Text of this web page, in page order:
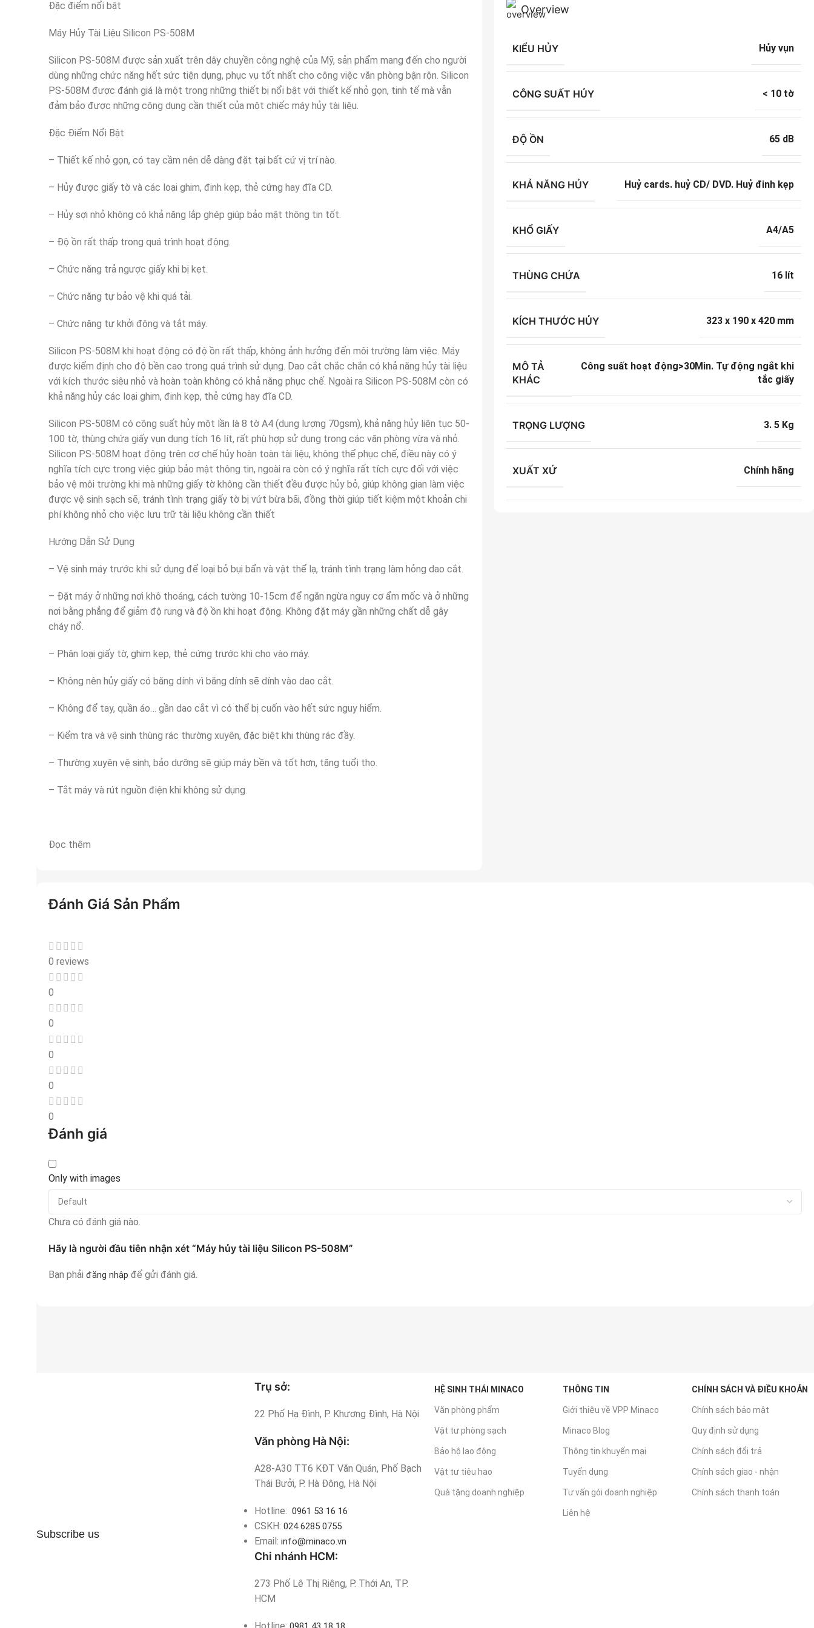
Đặc điểm nổi bật
Máy Hủy Tài Liệu Silicon PS-508M
Silicon PS-508M được sản xuất trên dây chuyền công nghệ của Mỹ, sản phẩm mang đến cho người
dùng những chức năng hết sức tiện dụng, phục vụ tốt nhất cho công việc văn phòng bận rộn. Silicon
PS-508M được đánh giá là một trong những thiết bị nổi bật với thiết kế nhỏ gọn, tinh tế mà vẫn
đảm bảo được những công dụng cần thiết của một chiếc máy hủy tài liệu.
Đặc Điểm Nổi Bật
– Thiết kế nhỏ gọn, có tay cầm nên dễ dàng đặt tại bất cứ vị trí nào.
– Hủy được giấy tờ và các loại ghim, đinh kẹp, thẻ cứng hay đĩa CD.
– Hủy sợi nhỏ không có khả năng lắp ghép giúp bảo mật thông tin tốt.
– Độ ồn rất thấp trong quá trình hoạt động.
– Chức năng trả ngược giấy khi bị kẹt.
– Chức năng tự bảo vệ khi quá tải.
– Chức năng tự khởi động và tắt máy.
Silicon PS-508M khi hoạt động có độ ồn rất thấp, không ảnh hưởng đến môi trường làm việc. Máy
được kiểm định cho độ bền cao trong quá trình sử dụng. Dao cắt chắc chắn có khả năng hủy tài liệu
với kích thước siêu nhỏ và hoàn toàn không có khả năng phục chế. Ngoài ra Silicon PS-508M còn có
khả năng hủy các loại ghim, đinh kẹp, thẻ cứng hay đĩa CD.
Silicon PS-508M có công suất hủy một lần là 8 tờ A4 (dung lượng 70gsm), khả năng hủy liên tục 50-
100 tờ, thùng chứa giấy vụn dung tích 16 lít, rất phù hợp sử dụng trong các văn phòng vừa và nhỏ.
Silicon PS-508M hoạt động trên cơ chế hủy hoàn toàn tài liệu, không thể phục chế, điều này có ý
nghĩa tích cực trong việc giúp bảo mật thông tin, ngoài ra còn có ý nghĩa rất tích cực đối với việc
bảo vệ môi trường khi mà những giấy tờ không cần thiết đều được hủy bỏ, giúp không gian làm việc
được vệ sinh sạch sẽ, tránh tình trạng giấy tờ bị vứt bừa bãi, đồng thời giúp tiết kiệm một khoản chi
phí không nhỏ cho việc lưu trữ tài liệu không cần thiết
Hướng Dẫn Sử Dụng
– Vệ sinh máy trước khi sử dụng để loại bỏ bụi bẩn và vật thể lạ, tránh tình trạng làm hỏng dao cắt.
– Đặt máy ở những nơi khô thoáng, cách tường 10-15cm để ngăn ngừa nguy cơ ẩm mốc và ở những
nơi bằng phẳng để giảm độ rung và độ ồn khi hoạt động. Không đặt máy gần những chất dễ gây
cháy nổ.
– Phân loại giấy tờ, ghim kẹp, thẻ cứng trước khi cho vào máy.
– Không nên hủy giấy có băng dính vì băng dính sẽ dính vào dao cắt.
– Không để tay, quần áo… gần dao cắt vì có thể bị cuốn vào hết sức nguy hiểm.
– Kiểm tra và vệ sinh thùng rác thường xuyên, đặc biệt khi thùng rác đầy.
– Thường xuyên vệ sinh, bảo dưỡng sẽ giúp máy bền và tốt hơn, tăng tuổi thọ.
– Tắt máy và rút nguồn điện khi không sử dụng.
Đọc thêm
Overview
KIỂU HỦY Hủy vụn
CÔNG SUẤT HỦY < 10 tờ
ĐỘ ỒN 65 dB
KHẢ NĂNG HỦY Huỷ cards. huỷ CD/ DVD. Huỷ đinh kẹp
KHỔ GIẤY A4/A5
THÙNG CHỨA 16 lít
KÍCH THƯỚC HỦY 323 x 190 x 420 mm
MÔ TẢ
KHÁC
Công suất hoạt động>30Min. Tự động ngắt khi
tắc giấy
TRỌNG LƯỢNG 3. 5 Kg
XUẤT XỨ Chính hãng
Đánh Giá Sản Phẩm
0 reviews
0
0
0
0
0
Đánh giá
Only with images
Chưa có đánh giá nào.
Hãy là người đầu tiên nhận xét “Máy hủy tài liệu Silicon PS-508M”
Bạn phải đăng nhập để gửi đánh giá.
Subscribe us
Trụ sở:
22 Phố Hạ Đình, P. Khương Đình, Hà Nội
Văn phòng Hà Nội:
A28-A30 TT6 KĐT Văn Quán, Phố Bạch
Thái Bưởi, P. Hà Đông, Hà Nội
Hotline: 0961 53 16 16
CSKH:024 6285 0755
Email:info@minaco.vn
Chi nhánh HCM:
273 Phố Lê Thị Riêng, P. Thới An, TP.
HCM
HỆ SINH THÁI MINACO
Văn phòng phẩm
Vật tư phòng sạch
Bảo hộ lao động
Vật tư tiêu hao
Quà tặng doanh nghiệp
THÔNG TIN
Giới thiệu về VPP Minaco
Minaco Blog
Thông tin khuyến mại
Tuyển dụng
Tư vấn gói doanh nghiệp
Liên hệ
CHÍNH SÁCH VÀ ĐIỀU KHOẢN
Chính sách bảo mật
Quy định sử dụng
Chính sách đổi trả
Chính sách giao - nhận
Chính sách thanh toán